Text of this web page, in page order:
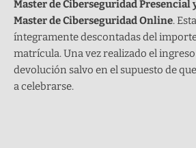
Master de Ciberseguridad Presencial
Master de Ciberseguridad Online.
íntegramente descontadas del
matrícula. Una vez realizado el
devolución salvo en el supuesto de
a celebrarse.